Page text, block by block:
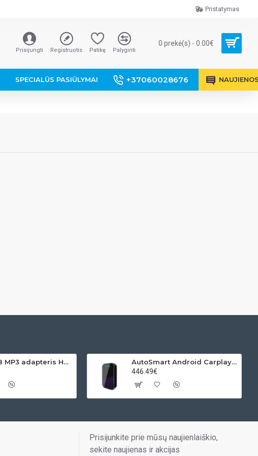
Pristatymas
Prisijungti Registruotis Patikę Palyginti
0 prekė(s) - 0.00€
SPECIALŪS PASIŪLYMAI +37060028676
Volvo USB MP3 adapteris HU grotuvams
AutoSmart Android Carplay adapteris automobiliui
446.49€
Prisijunkite prie mūsų naujienlaiškio,
sekite naujienas ir akcijas